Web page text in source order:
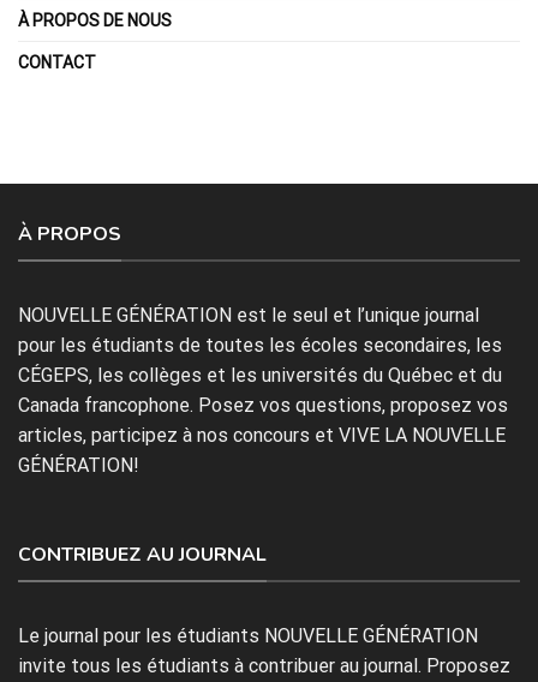
À PROPOS DE NOUS
CONTACT
À PROPOS
NOUVELLE GÉNÉRATION est le seul et l’unique journal
pour les étudiants de toutes les écoles secondaires, les
CÉGEPS, les collèges et les universités du Québec et du
Canada francophone. Posez vos questions, proposez vos
articles, participez à nos concours et VIVE LA NOUVELLE
GÉNÉRATION!
CONTRIBUEZ AU JOURNAL
Le journal pour les étudiants NOUVELLE GÉNÉRATION
invite tous les étudiants à contribuer au journal. Proposez